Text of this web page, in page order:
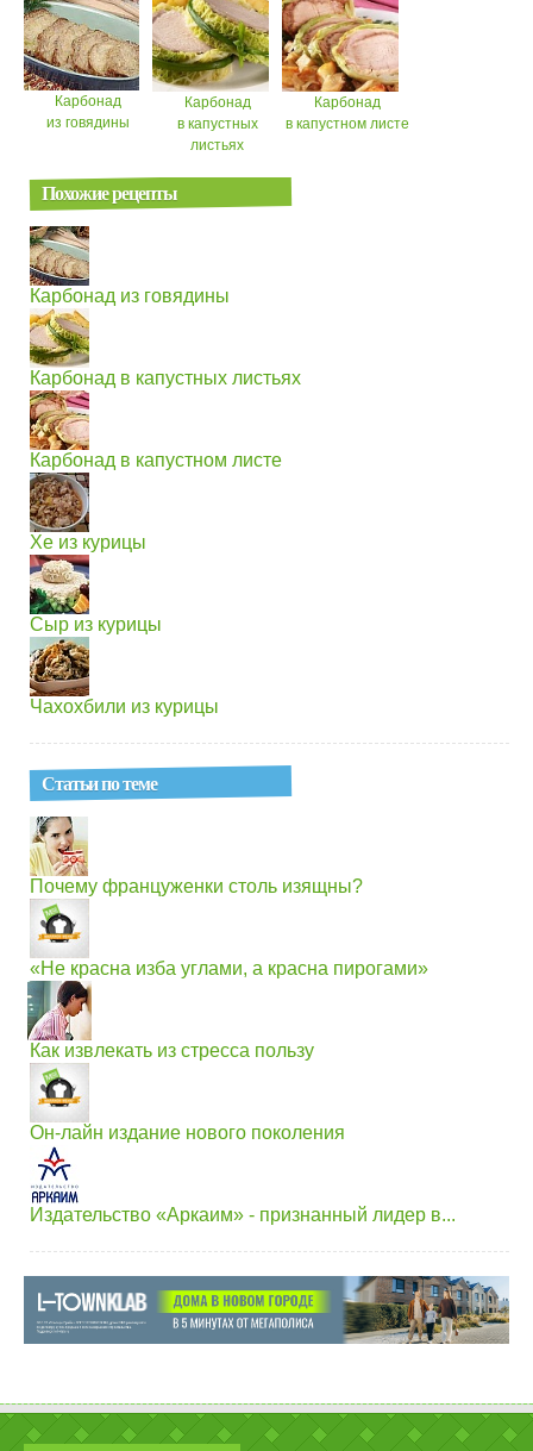
Карбонад
из говядины
Карбонад
в капустных
листьях
Карбонад
в капустном листе
Похожие рецепты
Карбонад из говядины
Карбонад в капустных листьях
Карбонад в капустном листе
Хе из курицы
Сыр из курицы
Чахохбили из курицы
Статьи по теме
Почему француженки столь изящны?
«Не красна изба углами, а красна пирогами»
Как извлекать из стресса пользу
Он-лайн издание нового поколения
Издательство «Аркаим» - признанный лидер в...